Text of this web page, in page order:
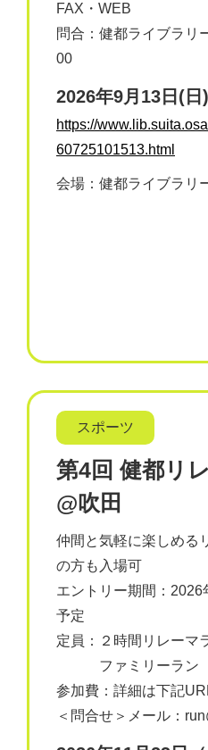
FAX・WEB
問合：健都ライブラ
00
2026年9月13日(
https://
60725101513.html
会場：健都ライブラリ
スポーツ
第4回 健都リ
@吹田
仲間と気軽に楽しめる
の方も入場可
エントリー期間：
予定
定員：２時間リレー
ファミリーラン
参加費：詳細は下記
＜問合せ＞メール：